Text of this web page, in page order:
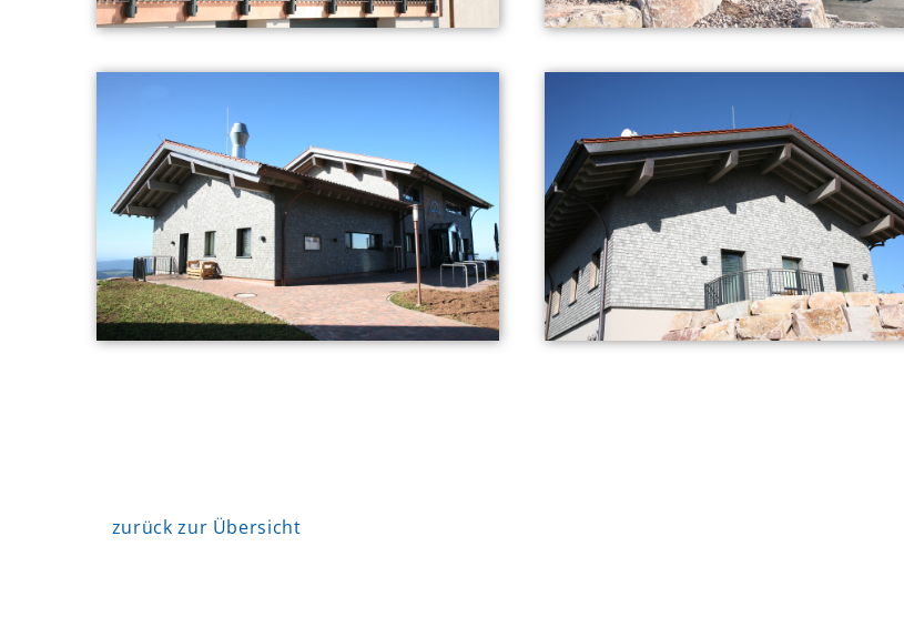
zurück zur Übersicht